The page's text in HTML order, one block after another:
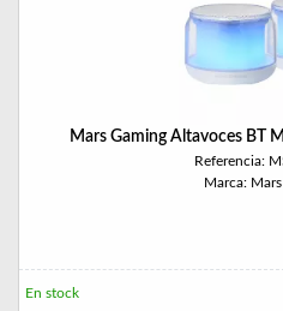
Mars Gaming Altavoces BT
Referencia:
Marca:
En stock